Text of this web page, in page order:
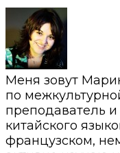
Меня зовут
по
преподаватель
китайского
французском,